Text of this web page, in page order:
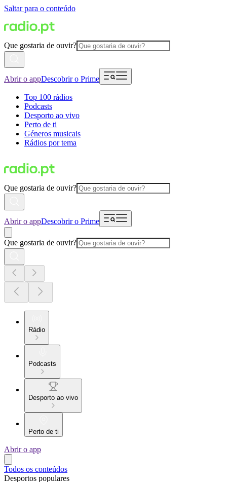
Saltar para o conteúdo
Que gostaria de ouvir?
Abrir o appDescobrir o Prime
Top 100 rádios
Podcasts
Desporto ao vivo
Perto de ti
Géneros musicais
Rádios por tema
Que gostaria de ouvir?
Abrir o appDescobrir o Prime
Que gostaria de ouvir?
Rádio
Podcasts
Desporto ao vivo
Perto de ti
Abrir o app
Todos os conteúdos
Desportos populares